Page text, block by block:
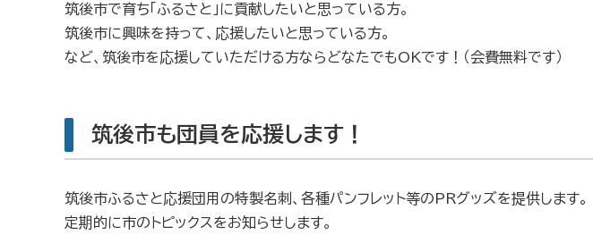
筑後市で育ち「ふるさと」に貢献したいと思っている方。
筑後市に興味を持って、応援したいと思っている方。
など、筑後市を応援していただける方ならどなたでもOKです！（会費無料です）
筑後市も団員を応援します！
筑後市ふるさと応援団用の特製名刺、各種パンフレット等のPRグッズを提供します。
定期的に市のトピックスをお知らせします。